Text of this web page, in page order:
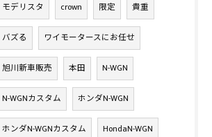
モデリスタ crown 限定 貴重
バズる ワイモータースにお任せ
旭川新車販売 本田 N-WGN
N-WGNカスタム ホンダN-WGN
ホンダN-WGNカスタム HondaN-WGN